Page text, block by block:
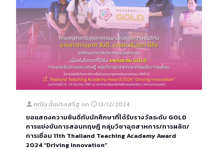
คณิน อั๋นประเสริฐ on
13/12/2024
ขอแสดงความยินดีกับนักศึกษาที่ได้รับรางวัลระดับ GOLD
การแข่งขันการสอนทฤษฎี กลุ่มวิชาอุตสาหการ/การผลิต/
การเชื่อม 11th Thailand Teaching Academy Award
2024 “Driving Innovation”